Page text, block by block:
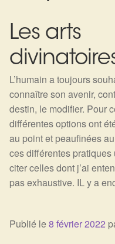
Nouveautés
Bijoux
Bolas
Bracelets
Colliers
Pendentifs
Pierres
Panier
Search
for:
Les arts
L’humain a toujours
connaître son avenir,
destin, le modifier. Pour
différentes options ont
au point et peaufinées
ces différentes
citer celles dont j’ai
pas exhaustive. IL y a
Publié le8 février 2022